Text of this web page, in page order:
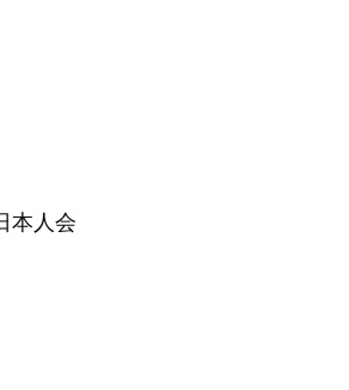
本人会